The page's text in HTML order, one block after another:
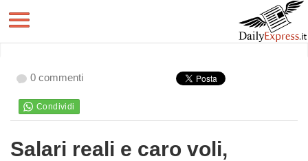
0 commenti
Salari reali e caro voli,